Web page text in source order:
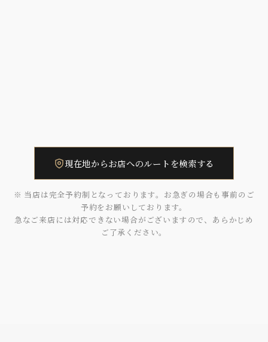
現在地からお店へのルートを検索する
※ 当店は完全予約制となっております。お急ぎの場合も事前のご
予約をお願いしております。
急なご来店には対応できない場合がございますので、あらかじめ
ご了承ください。